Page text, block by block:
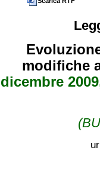
modifiche
dicembre